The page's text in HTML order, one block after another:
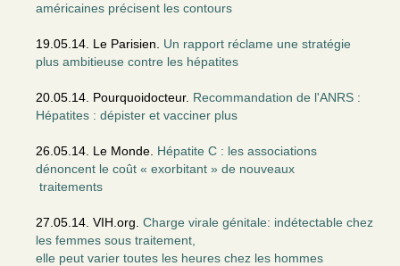
américaines précisent les contours
19.05.14. Le Parisien. Un rapport réclame une stratégie
plus ambitieuse contre les hépatites
20.05.14. Pourquoidocteur. Recommandation de l'ANRS :
Hépatites : dépister et vacciner plus
26.05.14. Le Monde. Hépatite C : les associations
dénoncent le coût « exorbitant » de nouveaux
traitements
27.05.14. VIH.org. Charge virale génitale: indétectable chez
les femmes sous traitement,
elle peut varier toutes les heures chez les hommes